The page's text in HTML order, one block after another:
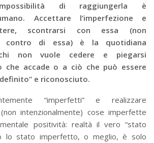
di raggiungerla è
Accettare l’imperfezione e
scontrarsi con essa (non
contro di essa) è la quotidiana
non vuole cedere e piegarsi
che accade o a ciò che può essere
e riconosciuto.
“imperfetti” e realizzare
intenzionalmente) cose imperfette
positività: realtà il vero “stato
lo stato imperfetto, o meglio, è solo